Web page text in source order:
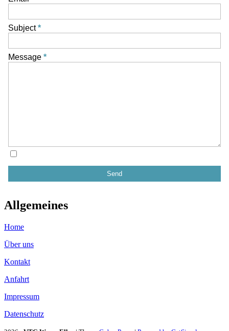
Subject
Message
Allgemeines
Home
Über uns
Kontakt
Anfahrt
Impressum
Datenschutz